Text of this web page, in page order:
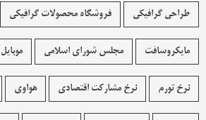
طراحی گرافیکی فروشگاه محصولات گرافيکی
مایکروسافت مجلس شورای اسلامی موبایل
نرخ تورم نرخ مشارکت اقتصادی هواوی